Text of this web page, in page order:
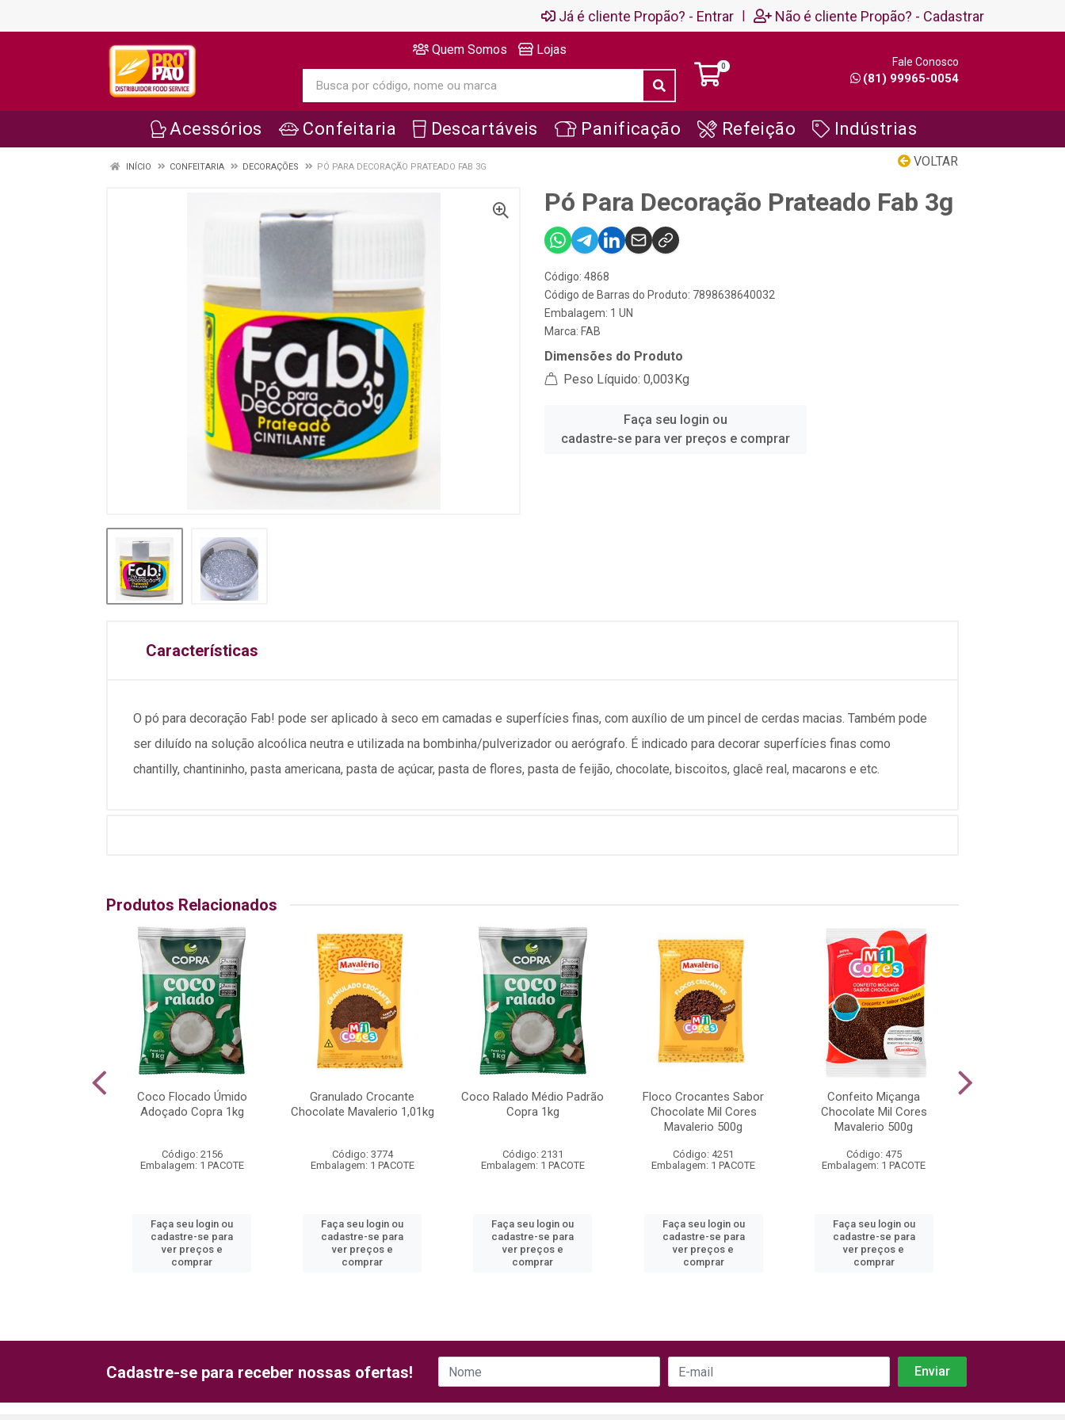
Já é cliente Propão? - Entrar | Não é cliente Propão? - Cadastrar
Quem Somos Lojas
0 Fale Conosco
(81) 99965-0054
Acessórios Confeitaria Descartáveis Panificação Refeição Indústrias
VOLTAR
INÍCIO CONFEITARIA DECORAÇÕES PÓ PARA DECORAÇÃO PRATEADO FAB 3G
Pó Para Decoração Prateado Fab 3g
Código: 4868
Código de Barras do Produto: 7898638640032
Embalagem: 1 UN
Marca: FAB
Dimensões do Produto
Peso Líquido: 0,003Kg
Faça seu login ou
cadastre-se para ver preços e comprar
Características
O pó para decoração Fab! pode ser aplicado à seco em camadas e superfícies finas, com auxílio de um pincel de cerdas macias. Também pode
ser diluído na solução alcoólica neutra e utilizada na bombinha/pulverizador ou aerógrafo. É indicado para decorar superfícies finas como
chantilly, chantininho, pasta americana, pasta de açúcar, pasta de flores, pasta de feijão, chocolate, biscoitos, glacê real, macarons e etc.
Produtos Relacionados
Coco Flocado Úmido
Adoçado Copra 1kg
Código: 2156
Embalagem: 1 PACOTE
Faça seu login ou
cadastre-se para
ver preços e
comprar
Granulado Crocante
Chocolate Mavalerio 1,01kg
Código: 3774
Embalagem: 1 PACOTE
Faça seu login ou
cadastre-se para
ver preços e
comprar
Coco Ralado Médio Padrão
Copra 1kg
Código: 2131
Embalagem: 1 PACOTE
Faça seu login ou
cadastre-se para
ver preços e
comprar
Floco Crocantes Sabor
Chocolate Mil Cores
Mavalerio 500g
Código: 4251
Embalagem: 1 PACOTE
Faça seu login ou
cadastre-se para
ver preços e
comprar
Confeito Miçanga
Chocolate Mil Cores
Mavalerio 500g
Código: 475
Embalagem: 1 PACOTE
Faça seu login ou
cadastre-se para
ver preços e
comprar
Cadastre-se para receber nossas ofertas!